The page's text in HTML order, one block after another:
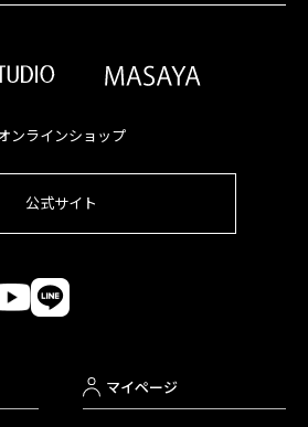
ンラインショップ
公式サイト
マイページ